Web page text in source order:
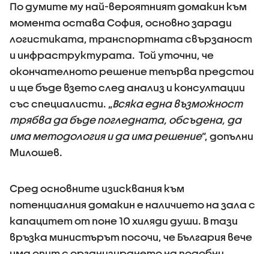
По думите му най-вероятният домакин към
момента остава София, основно заради
логистиката, транспортната свързаност
и инфраструктурата. Той уточни, че
окончателното решение тепърва предстои
и ще бъде взето след анализ и консултации
със специалисти. „Всяка една възможност
трябва да бъде погледната, обсъдена, да
има методология и да има решение“, допълни
Милошев.
Сред основните изисквания към
потенциалния домакин е наличието на зала с
капацитет от поне 10 хиляди души. В тази
връзка министърът посочи, че България вече